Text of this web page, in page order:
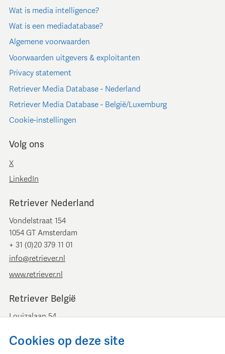
Wat is media intelligence?
Wat is een mediadatabase?
Algemene voorwaarden
Voorwaarden uitgevers & exploitanten
Privacy statement
Retriever Media Database - Nederland
Retriever Media Database - België/Luxemburg
Cookie-instellingen
Volg ons
X
LinkedIn
Retriever Nederland
Vondelstraat 154
1054 GT Amsterdam
+ 31 (0)20 379 11 01
info@retriever.nl
www.retriever.nl
Retriever België
Louizalaan 54
+ 32 (0)2 893 00 52
Cookies op deze site